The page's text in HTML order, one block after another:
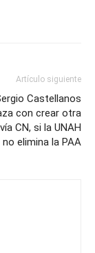
Artículo siguiente
Castellanos
con crear otra
CN, si la UNAH
no elimina la PAA